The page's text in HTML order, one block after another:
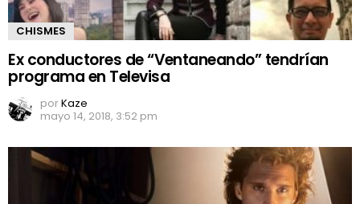
CHISMES
Ex conductores de “Ventaneando” tendrían
programa en Televisa
porKaze
mayo 14, 2018, 3:52 pm